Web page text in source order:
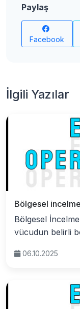
Paylaş
Facebook
İlgili Yazılar
Bölgesel
Bölgesel
vücudun belirli
06.10.2025